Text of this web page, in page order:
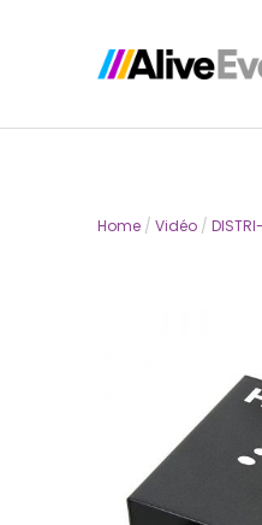
Home / Vidéo /